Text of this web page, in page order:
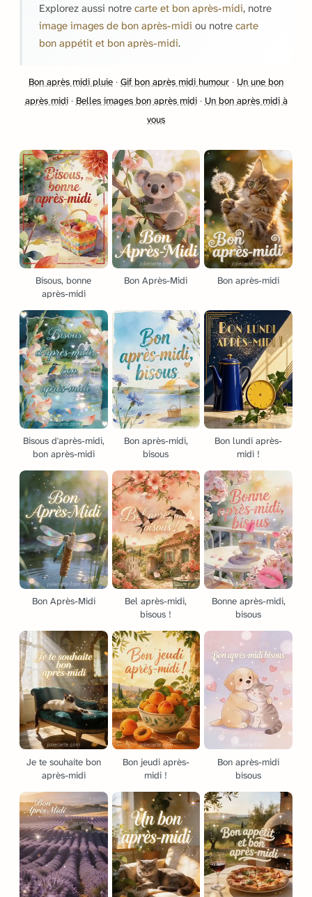
Explorez aussi notre carte et bon après-midi, notre
image images de bon après-midi ou notre carte
bon appétit et bon après-midi.
Bon après midi pluie · Gif bon après midi humour · Un une bon
après midi· Belles images bon après midi· Un bon après midi à
vous
Bisous, bonne
après-midi
Bon Après-Midi Bon après-midi
Bisous d'après-midi,
bon après-midi
Bon après-midi,
bisous
Bon lundi après-
midi !
Bon Après-Midi
Bel après-midi,
bisous !
Bonne après-midi,
bisous
Je te souhaite bon
après-midi
Bon jeudi après-
midi !
Bon après-midi
bisous